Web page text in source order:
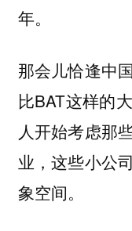
年。
那会儿恰逢中
比BAT这样的
人开始考虑那
业，这些小公
象空间。